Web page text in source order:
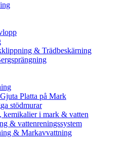
& Trädbeskärning
Platta på Mark
stödmurar
kemikalier i mark & vatten
& vattenreningssystem
& Markavvattning